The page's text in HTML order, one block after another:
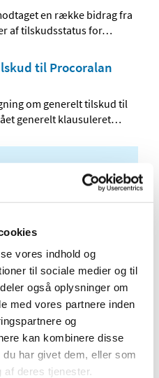
vores indhold og
til sociale medier og til
også oplysninger om
med vores partnere inden
og
kan kombinere disse
har givet dem, eller som
af deres tjenester.
en række bidrag fra
af tilskudsstatus for…
til Procoralan
om generelt tilskud til
generelt klausuleret…